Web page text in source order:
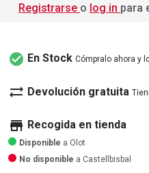
Registrarse o log in para
check_circle En Stock Cómpralo ahora y
sync_alt Devolución gratuita
store Recogida en tienda
Disponible a Olot
No disponible a Castellbisbal